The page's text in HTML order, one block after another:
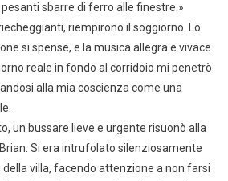
sbarre di ferro alle finestre.»
riempirono il soggiorno. Lo
si spense, e la musica allegra e vivace
reale in fondo al corridoio mi penetrò
alla mia coscienza come una
un bussare lieve e urgente risuonò alla
Si era intrufolato silenziosamente
della villa, facendo attenzione a non farsi